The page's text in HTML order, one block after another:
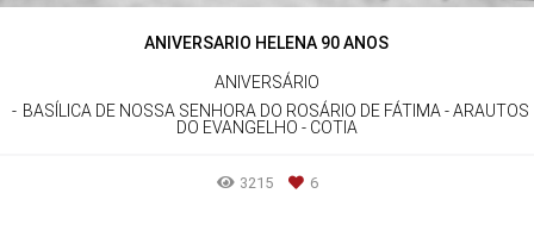
ANIVERSARIO HELENA 90 ANOS
ANIVERSÁRIO
BASÍLICA DE NOSSA SENHORA DO ROSÁRIO DE FÁTIMA - ARAUTOS
DO EVANGELHO - COTIA
3215 6